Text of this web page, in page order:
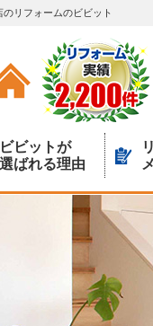
リフォームのビビット
ビビットが
選ばれる理由